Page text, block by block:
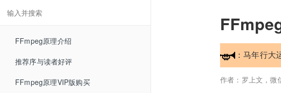
FFmpeg原理介绍
推荐序与读者好评
FFmpeg原理VIP版购买
：马年行大
作者：罗上文，微